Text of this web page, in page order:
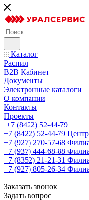
Каталог
Распил
B2B Кабинет
Документы
Электронные каталоги
О компании
Контакты
Проекты
+7 (8422) 52-44-79
+7 (8422) 52-44-79
+7 (927) 270-57-68
+7 (937) 444-68-88
+7 (8352) 21-21-31
+7 (927) 805-26-34
Заказать звонок
Задать вопрос